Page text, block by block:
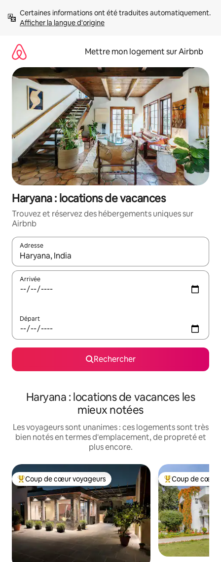
directement
Afficher la langue d'origine
Mettre mon logement sur Airbnb
Haryana : locations de vacances
Trouvez et réservez des hébergements uniques sur
Airbnb
Adresse
Lorsque les résultats s'affichent, utilisez les flèches vers le
Arrivée
Départ
Rechercher
Haryana : locations de vacances les
mieux notées
Les voyageurs sont unanimes : ces logements sont très
bien notés en termes d'emplacement, de propreté et
plus encore.
Coups de cœur voyageurs les plus appréciés
Coup de cœur voyageurs Coups de cœur
Coup de cœur